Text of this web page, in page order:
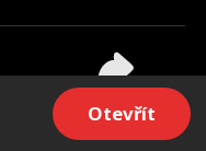
Sdílet
Otevřít